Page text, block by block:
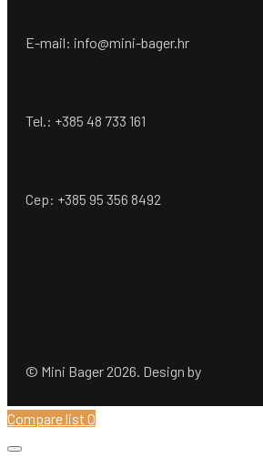
E-mail: info@mini-bager.hr
Tel.: +385 48 733 161
Cep: +385 95 356 8492
© Mini Bager 2026. Design by
Compare list 0